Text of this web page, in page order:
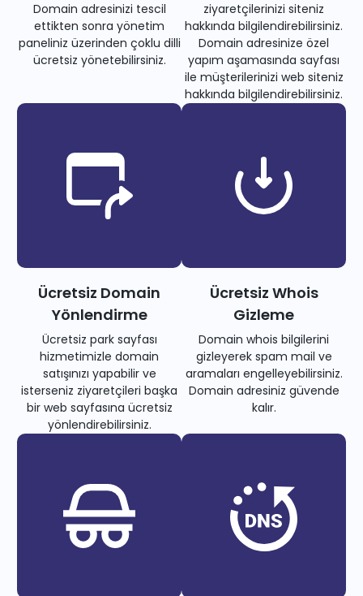
Domain adresinizi tescil
ettikten sonra yönetim
paneliniz üzerinden çoklu dilli
ücretsiz yönetebilirsiniz.
ziyaretçilerinizi siteniz
hakkında bilgilendirebilirsiniz.
Domain adresinize özel
yapım aşamasında sayfası
ile müşterilerinizi web siteniz
hakkında bilgilendirebilirsiniz.
Ücretsiz Domain
Yönlendirme
Ücretsiz park sayfası
hizmetimizle domain
satışınızı yapabilir ve
isterseniz ziyaretçileri başka
bir web sayfasına ücretsiz
yönlendirebilirsiniz.
Ücretsiz Whois
Gizleme
Domain whois bilgilerini
gizleyerek spam mail ve
aramaları engelleyebilirsiniz.
Domain adresiniz güvende
kalır.